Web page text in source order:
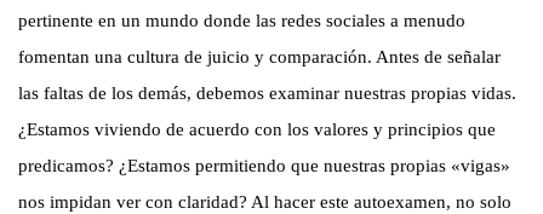
pertinente en un mundo donde las redes sociales a menudo
fomentan una cultura de juicio y comparación. Antes de señalar
las faltas de los demás, debemos examinar nuestras propias vidas.
¿Estamos viviendo de acuerdo con los valores y principios que
predicamos? ¿Estamos permitiendo que nuestras propias «vigas»
nos impidan ver con claridad? Al hacer este autoexamen, no solo